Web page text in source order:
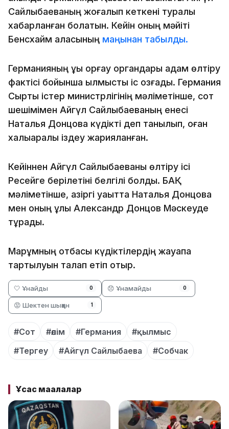
Сайлыбаеваның жоғалып кеткені туралы
хабарланған болатын. Кейін оның мәйіті
Бенсхайм қаласының маңынан табылды.
Германияның құқық қорғау органдары адам өлтіру
фактісі бойынша қылмыстық іс қозғады. Германия
Сыртқы істер министрлігінің мәліметінше, сот
шешімімен Айгүл Сайлыбаеваның енесі
Наталья Донцова күдікті деп танылып, оған
халықаралық іздеу жарияланған.
Кейіннен Айгүл Сайлыбаеваны өлтіру ісі
Ресейге берілетіні белгілі болды. БАҚ
мәліметінше, қазіргі уақытта Наталья Донцова
мен оның ұлы Александр Донцов Мәскеуде
тұрады.
Марқұмның отбасы күдіктілердің жауапқа
тартылуын талап етіп отыр.
🤍 Ұнайды 0 😞 Ұнамайды 0
😡 Шектен шыққан 1
#Сот #өлім #Германия
#қылмыс
#Тергеу
#Айгүл Сайлыбаева #Собчак
Ұқсас мақалалар